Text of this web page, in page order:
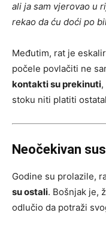
ali ja sam vjerovao u
rekao da ću doći po
Međutim, rat je
počele povlačiti ne
kontakti su prekinuti
stoku niti platiti
Neočekivan
Godine su prolazile,
su ostali. Bošnjak je,
odlučio da potraži